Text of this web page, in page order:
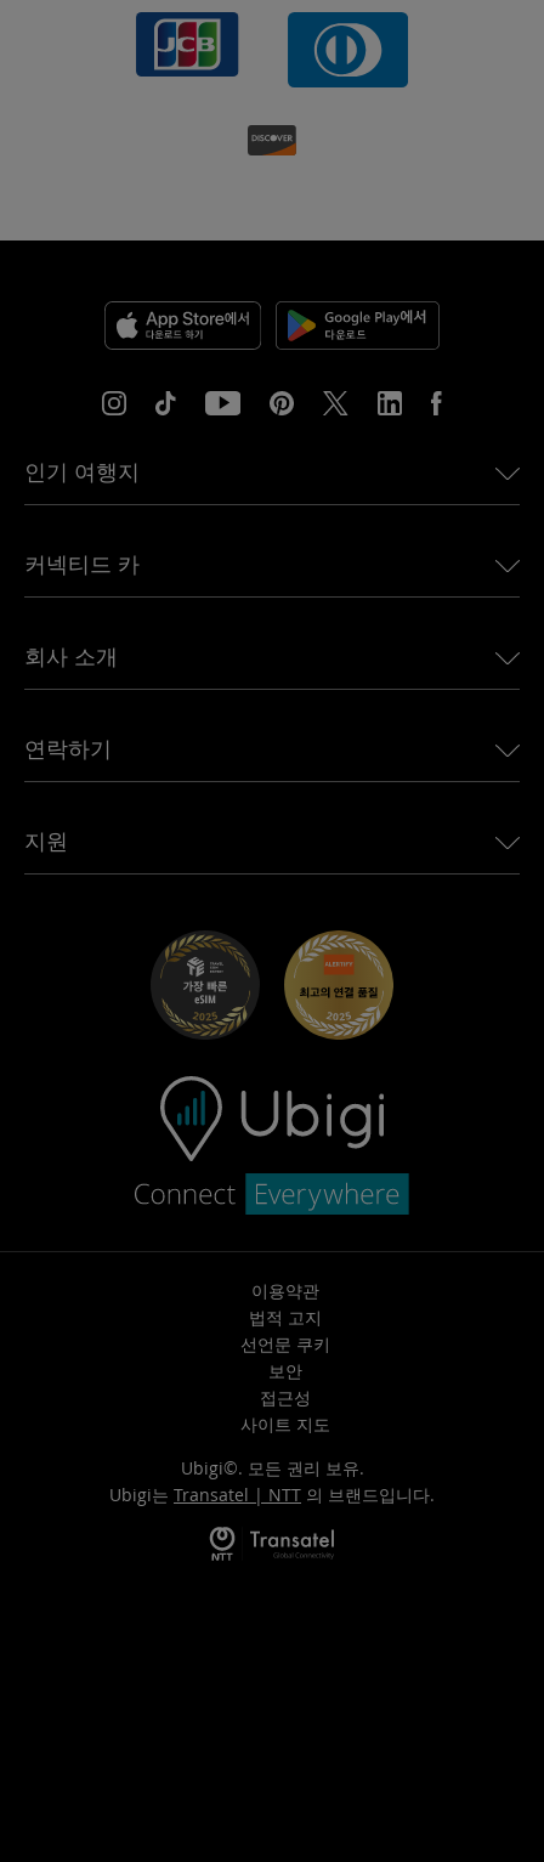
인기 여행지
유럽용 eSIM
캐나다용 eSIM
아프리카용 eSIM
모든 목적지 보기
커넥티드 카
Land Rover용 Ubigi
Jeep용 Ubigi
Mini용 Ubigi
Maserati용 Ubigi
회사 소개
언론에 소개된 Ubigi
Ubigi 앱
연락하기
제휴 프로그램
지원
이용약관
법적 고지
선언문 쿠키
보안
접근성
사이트 지도
Ubigi©. 모든 권리 보유.
Ubigi는 Transatel | NTT 의 브랜드입니다.